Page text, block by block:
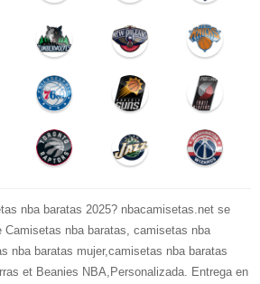
nba baratas 2025? nbacamisetas.net se
nba baratas, camisetas nba
nba baratas mujer,camisetas nba baratas
et Beanies NBA,Personalizada. Entrega en